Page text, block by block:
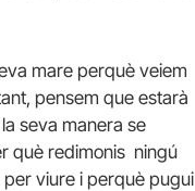
mare perquè veiem
pensem que estarà
seva manera se
què redimonis ningú
per viure i perquè pugui